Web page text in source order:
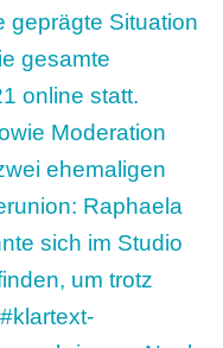
geprägte Situation
gesamte
online statt.
Moderation
ehemaligen
Raphaela
sich im Studio
um trotz